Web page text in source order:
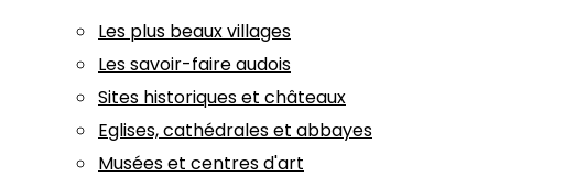
Les plus beaux villages
Les savoir-faire audois
Sites historiques et châteaux
Eglises, cathédrales et abbayes
Musées et centres d'art